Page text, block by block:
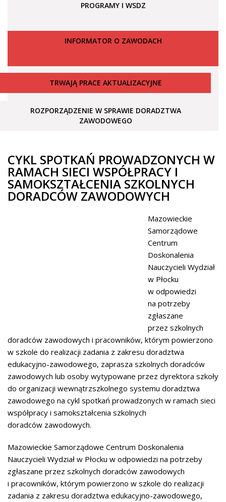
PROGRAMY I WSDZ
INFORMATOR O ZAWODACH
TRWAJĄ PRACE AKTUALIZACYJNE
ROZPORZĄDZENIE W SPRAWIE DORADZTWA
ZAWODOWEGO
CYKL SPOTKAŃ PROWADZONYCH W
RAMACH SIECI WSPÓŁPRACY I
SAMOKSZTAŁCENIA SZKOLNYCH
DORADCÓW ZAWODOWYCH
Mazowieckie
Samorządowe
Centrum
Doskonalenia
Nauczycieli Wydział
w Płocku
w odpowiedzi
na potrzeby
zgłaszane
przez szkolnych
doradców zawodowych i pracowników, którym powierzono
w szkole do realizacji zadania z zakresu doradztwa
edukacyjno-zawodowego, zaprasza szkolnych doradców
zawodowych lub osoby wytypowane przez dyrektora szkoły
do organizacji wewnątrzszkolnego systemu doradztwa
zawodowego na cykl spotkań prowadzonych w ramach sieci
współpracy i samokształcenia szkolnych
doradców zawodowych.
Mazowieckie Samorządowe Centrum Doskonalenia
Nauczycieli Wydział w Płocku w odpowiedzi na potrzeby
zgłaszane przez szkolnych doradców zawodowych
i pracowników, którym powierzono w szkole do realizacji
zadania z zakresu doradztwa edukacyjno-zawodowego,